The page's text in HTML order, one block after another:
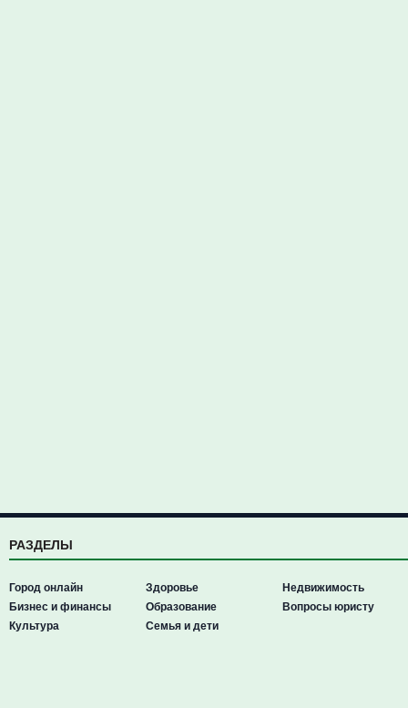
РАЗДЕЛЫ
Город онлайн
Бизнес и финансы
Культура
Здоровье
Образование
Семья и дети
Недвижимость
Вопросы юристу